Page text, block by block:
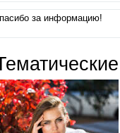
за информацию!